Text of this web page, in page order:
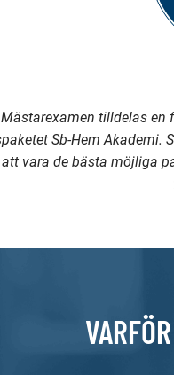
tilldelas
Sb-Hem Akademi.
vara de bästa möjliga